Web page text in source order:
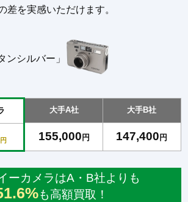
差を実感いただけます。
ンシルバー」
円
大手A社
155,000円
大手B社
147,400円
ーカメラはA・B社よりも
も高額買取！